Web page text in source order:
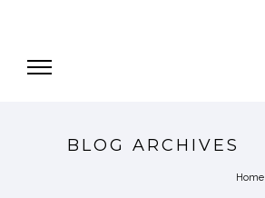
BLOG ARCHIVES
Home